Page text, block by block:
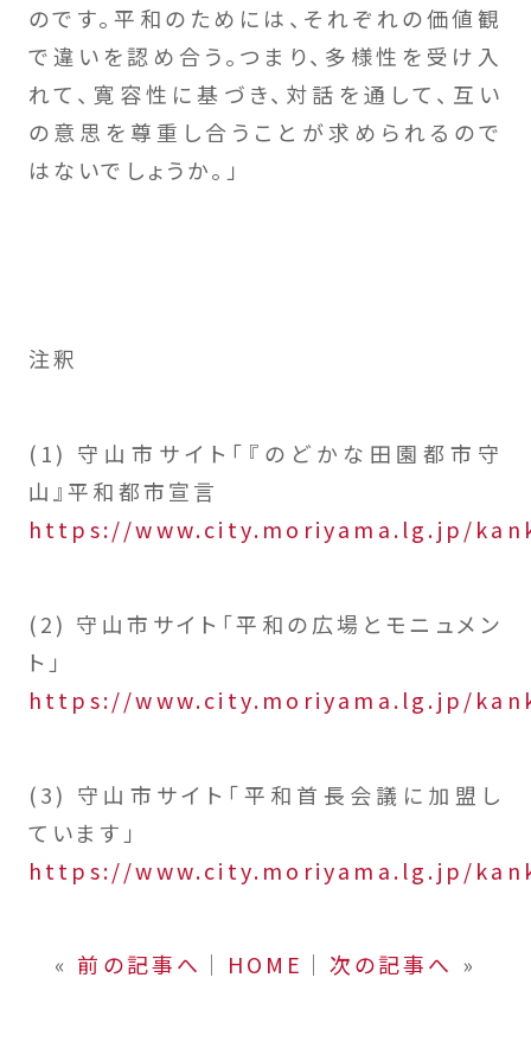
のです。平和のためには、それぞれの価値観
で違いを認め合う。つまり、多様性を受け入
れて、寛容性に基づき、対話を通して、互い
の意思を尊重し合うことが求められるので
はないでしょうか。」
注釈
(1) 守山市サイト「『のどかな田園都市守
山』平和都市宣言
https://www.city.moriyama.lg.jp/
(2) 守山市サイト「平和の広場とモニュメン
ト」
https://www.city.moriyama.lg.jp/
(3) 守山市サイト「平和首長会議に加盟し
ています」
https://www.city.moriyama.lg.jp/
« 前の記事へ │ HOME │ 次の記事へ »